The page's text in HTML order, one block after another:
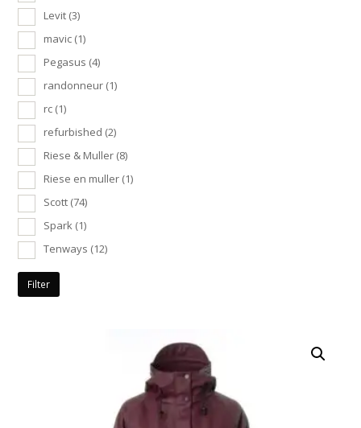
Levit (3)
mavic (1)
Pegasus (4)
randonneur (1)
rc (1)
refurbished (2)
Riese & Muller (8)
Riese en muller (1)
Scott (74)
Spark (1)
Tenways (12)
Filter